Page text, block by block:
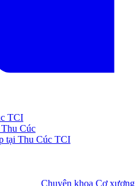
TCI
Cúc
tại Thu Cúc TCI
Chuyên khoa Cơ